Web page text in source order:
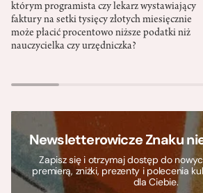
którym programista czy lekarz wystawiający
faktury na setki tysięcy złotych miesięcznie
może płacić procentowo niższe podatki niż
nauczycielka czy urzędniczka?
Newsletterowicze Znaku
Zapisz się i otrzymaj dostęp do
premierą, zniżki, prezenty i polecenia
dla Ciebie.